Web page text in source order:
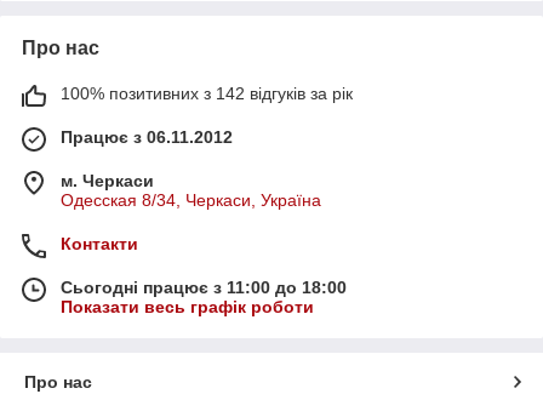
Про нас
100% позитивних з 142 відгуків за рік
Працює з 06.11.2012
м. Черкаси
Одесская 8/34, Черкаси, Україна
Контакти
Сьогодні працює з 11:00 до 18:00
Показати весь графік роботи
Про нас